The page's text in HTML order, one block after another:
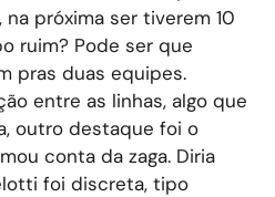
próxima ser tiverem 10
ruim? Pode ser que
pras duas equipes.
entre as linhas, algo que
outro destaque foi o
conta da zaga. Diria
foi discreta, tipo